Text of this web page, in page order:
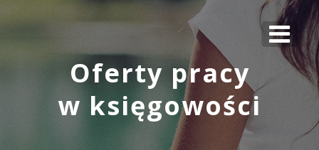
Oferty pracy
w księgowości